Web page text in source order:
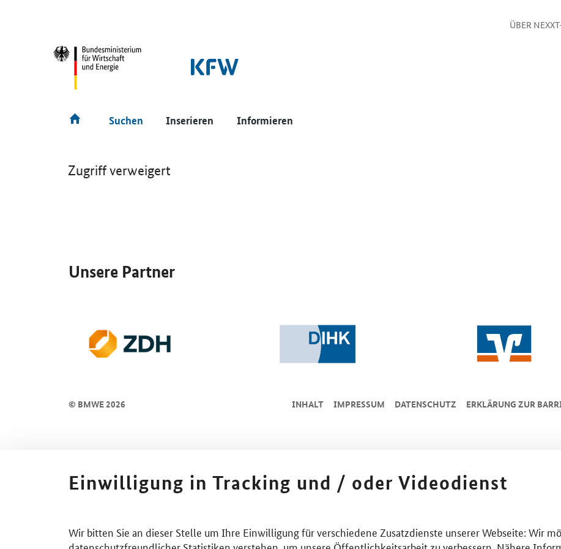
ÜBER
Suchen Inserieren Informieren
Zugriff verweigert
Unsere Partner
© BMWE 2026 INHALT IMPRESSUM DA­TEN­SCHUTZ ERKLÄRUNG ZUR
Einwilligung in Tracking und / oder Videodienst
Wir bitten Sie an dieser Stelle um Ihre Einwilligung für verschiedene Zusatzdienste unserer Webseite: Wir